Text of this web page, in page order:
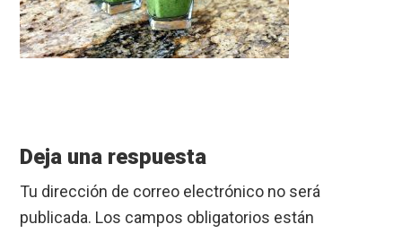
Interactions
Deja una respuesta
Tu dirección de correo electrónico no será
publicada. Los campos obligatorios están